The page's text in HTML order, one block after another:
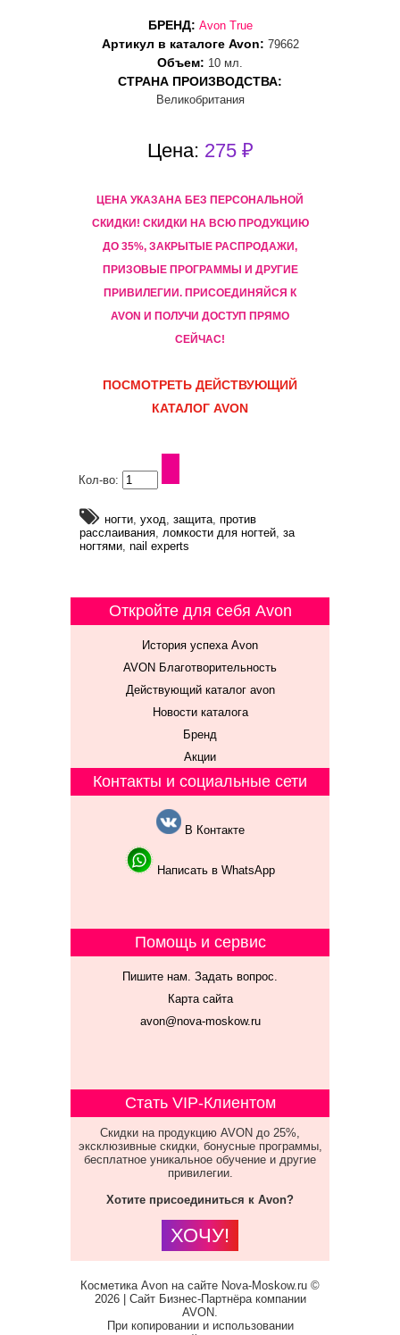
БРЕНД: Avon True
Артикул в каталоге Avon: 79662
Объем: 10 мл.
СТРАНА ПРОИЗВОДСТВА:
Великобритания
Цена: 275 ₽
ЦЕНА УКАЗАНА БЕЗ ПЕРСОНАЛЬНОЙ
СКИДКИ! CКИДКИ НА ВСЮ ПРОДУКЦИЮ
ДО 35%, ЗАКРЫТЫЕ РАСПРОДАЖИ,
ПРИЗОВЫЕ ПРОГРАММЫ И ДРУГИЕ
ПРИВИЛЕГИИ. ПРИСОЕДИНЯЙСЯ К
AVON И ПОЛУЧИ ДОСТУП ПРЯМО
СЕЙЧАС!
ПОСМОТРЕТЬ ДЕЙСТВУЮЩИЙ
КАТАЛОГ AVON
Кол-во:
ногти, уход, защита, против
расслаивания, ломкости для ногтей, за
ногтями, nail experts
Откройте для себя Avon
История успеха Avon
AVON Благотворительность
Действующий каталог avon
Новости каталога
Бренд
Акции
Контакты и социальные сети
В Контакте
Написать в WhatsApp
Помощь и сервис
Пишите нам. Задать вопрос.
Карта сайта
avon@nova-moskow.ru
Стать VIP-Клиентом
Скидки на продукцию AVON до 25%,
эксклюзивные скидки, бонусные программы,
бесплатное уникальное обучение и другие
привилегии.
Хотите присоединиться к Avon?
ХОЧУ!
Косметика Avon на сайте Nova-Moskow.ru ©
2026 | Сайт Бизнес-Партнёра компании
AVON.
При копировании и использовании